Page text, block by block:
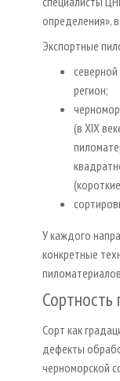
определения»,
Экспортные
регион;
(в XIX
У каждого
конкретные
Сортность
Сорт как
дефекты
черноморской